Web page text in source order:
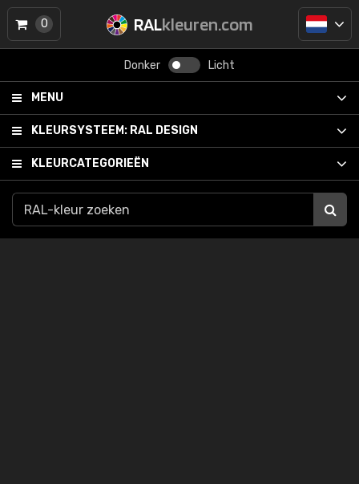
RALkleuren.com
Donker Licht
MENU
KLEURSYSTEEM: RAL DESIGN
KLEURCATEGORIEËN
0